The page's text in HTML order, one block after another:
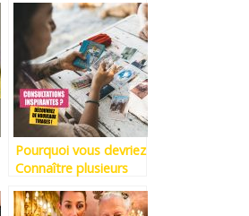
Pourquoi vous devriez
Connaître plusieurs
inventer) ?